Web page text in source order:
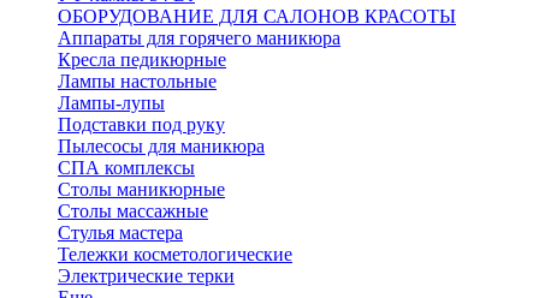
ОБОРУДОВАНИЕ ДЛЯ САЛОНОВ КРАСОТЫ
Аппараты для горячего маникюра
Кресла педикюрные
Лампы настольные
Лампы-лупы
Подставки под руку
Пылесосы для маникюра
СПА комплексы
Столы маникюрные
Столы массажные
Стулья мастера
Тележки косметологические
Электрические терки